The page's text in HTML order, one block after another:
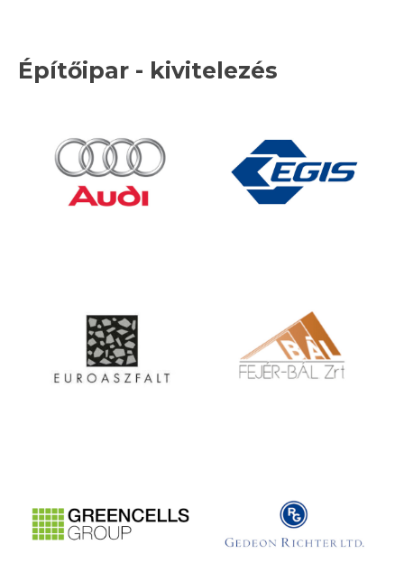
Építőipar - kivitelezés